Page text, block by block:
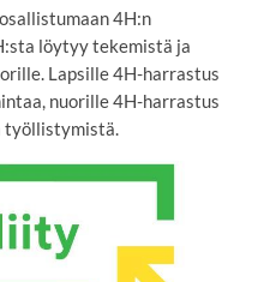
4H:n
löytyy tekemistä ja
Lapsille 4H-harrastus
nuorille 4H-harrastus
työllistymistä.